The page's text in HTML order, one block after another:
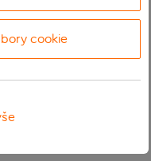
cookie